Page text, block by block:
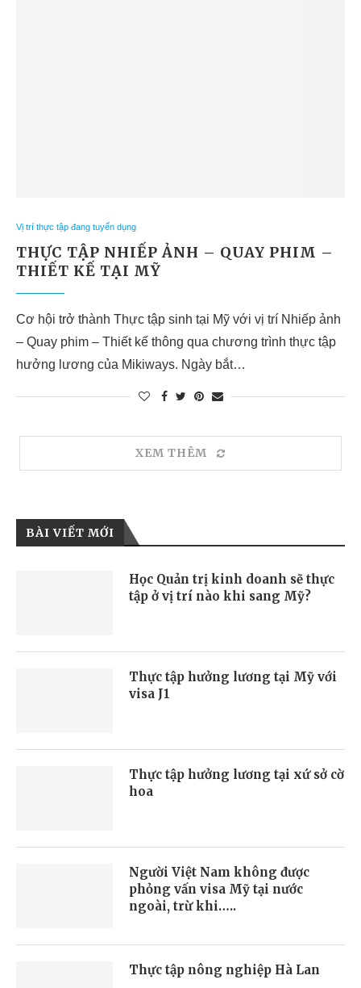
Vị trí thực tập đang tuyển dụng
THỰC TẬP NHIẾP ẢNH – QUAY PHIM –
THIẾT KẾ TẠI MỸ
Cơ hội trở thành Thực tập sinh tại Mỹ với vị trí Nhiếp ảnh
– Quay phim – Thiết kế thông qua chương trình thực tập
hưởng lương của Mikiways. Ngày bắt…
XEM THÊM
BÀI VIẾT MỚI
Học Quản trị kinh doanh sẽ thực
tập ở vị trí nào khi sang Mỹ?
Thực tập hưởng lương tại Mỹ với
visa J1
Thực tập hưởng lương tại xứ sở cờ
hoa
Người Việt Nam không được
phỏng vấn visa Mỹ tại nước
ngoài, trừ khi…..
Thực tập nông nghiệp Hà Lan